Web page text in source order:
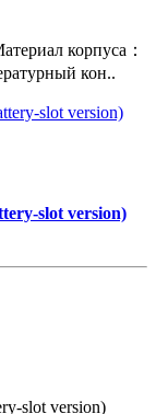
корпуса：
кон..
slot version)
slot version)